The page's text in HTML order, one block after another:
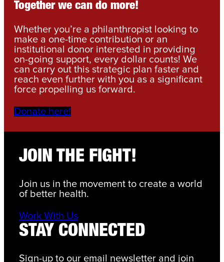
Together we can do more!
Whether you’re a philanthropist looking to
make a one-time contribution or an
institutional donor interested in providing
on-going support, every dollar counts! We
can carry out this strategic plan faster and
reach even further with you as a significant
force propelling us forward.
Donate here!
JOIN THE FIGHT!
Join us in the movement to create a world
of better health.
Work With Us
STAY CONNECTED
Sign-up to our email newsletter and join